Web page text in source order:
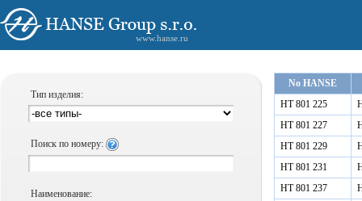
www.hanse.ru
Тип изделия:
Поиск по номеру:
Наименование:
No HANSE
HT 801 225
HT 801 227
HT 801 229
HT 801 231
HT 801 237